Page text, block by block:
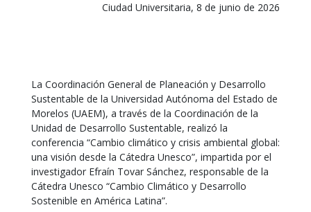
Ciudad Universitaria, 8 de junio de 2026
La Coordinación General de Planeación y Desarrollo
Sustentable de la Universidad Autónoma del Estado de
Morelos (UAEM), a través de la Coordinación de la
Unidad de Desarrollo Sustentable, realizó la
conferencia “Cambio climático y crisis ambiental global:
una visión desde la Cátedra Unesco”, impartida por el
investigador Efraín Tovar Sánchez, responsable de la
Cátedra Unesco “Cambio Climático y Desarrollo
Sostenible en América Latina”.